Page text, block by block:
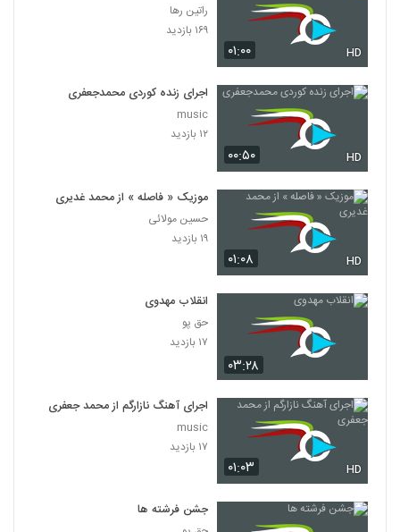
۰۱:۰۰ HD
راتین رها
۱۶۹ بازدید
۰۰:۵۰ HD
اجرای زنده کوردی محمدجعفری
music
۱۲ بازدید
۰۱:۰۸ HD
موزیک « فاصله » از محمد غدیری
حسین مولائی
۱۹ بازدید
۰۳:۲۸
انقلاب مهدوی
حق پو
۱۷ بازدید
۰۱:۰۳ HD
اجرای آهنگ نازارگم از محمد جعفری
music
۱۷ بازدید
جشن فرشته ها